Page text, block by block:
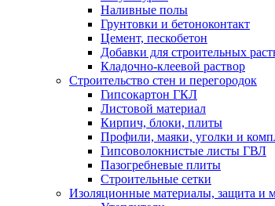
Наливные полы
Грунтовки и бетоноконтакт
Цемент, пескобетон
Добавки для строительных
Кладочно-клеевой раствор
Строительство стен и перегородок
Гипсокартон ГКЛ
Листовой материал
Кирпич, блоки, плиты
Профили, маяки, уголки и
Гипсоволокнистые листы ГВЛ
Пазогребневые плиты
Строительные сетки
Изоляционные материалы, защита и